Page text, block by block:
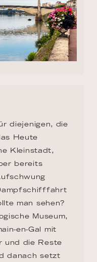
diejenigen, die
Heute
Kleinstadt,
bereits
man sehen?
Museum,
en-Gal mit
und die Reste
danach setzt